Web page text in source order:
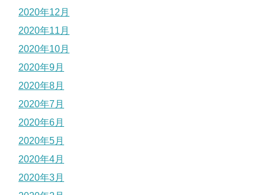
2020年12月
2020年11月
2020年10月
2020年9月
2020年8月
2020年7月
2020年6月
2020年5月
2020年4月
2020年3月